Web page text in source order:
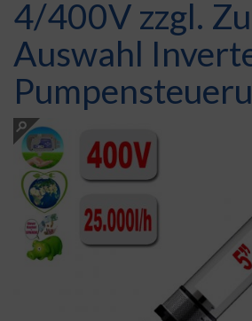
4/400V zzgl.
Auswahl